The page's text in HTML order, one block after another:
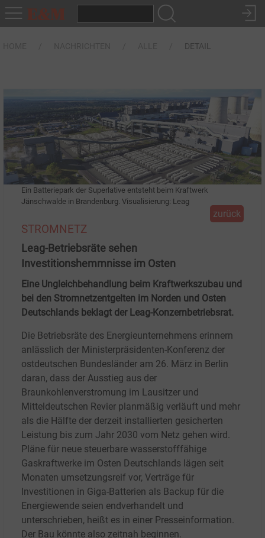
DETAIL
Ein Batteriepark der Superlative entsteht beim Kraftwerk
Jänschwalde in Brandenburg. Visualisierung: Leag
zurück
STROMNETZ
Leag-Betriebsräte sehen
Investitionshemmnisse im Osten
Eine Ungleichbehandlung beim Kraftwerkszubau und
bei den Stromnetzentgelten im Norden und Osten
Deutschlands beklagt der Leag-Konzernbetriebsrat.
Die Betriebsräte des Energieunternehmens erinnern
anlässlich der Ministerpräsidenten-Konferenz der
ostdeutschen Bundesländer am 26. März in Berlin
daran, dass der Ausstieg aus der
Braunkohlenverstromung im Lausitzer und
Mitteldeutschen Revier planmäßig verläuft und mehr
als die Hälfte der derzeit installierten gesicherten
Leistung bis zum Jahr 2030 vom Netz gehen wird.
Pläne für neue steuerbare wasserstofffähige
Gaskraftwerke im Osten Deutschlands lägen seit
Monaten umsetzungsreif vor, Verträge für
Investitionen in Giga-Batterien als Backup für die
Energiewende seien endverhandelt und
unterschrieben, heißt es in einer Presseinformation.
Der Bau könnte also zeitnah beginnen.